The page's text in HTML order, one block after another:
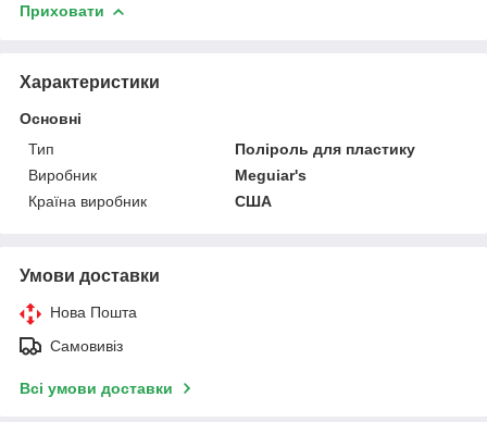
Приховати
Характеристики
Основні
Тип
Поліроль для пластику
Виробник
Meguiar's
Країна виробник
США
Умови доставки
Нова Пошта
Самовивіз
Всі умови доставки